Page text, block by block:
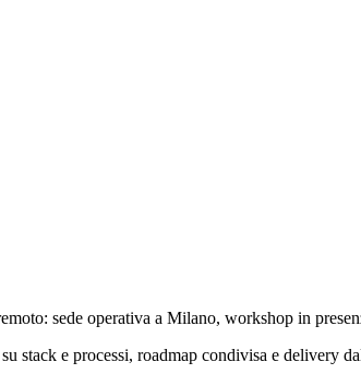
sede operativa a Milano, workshop in
stack e processi, roadmap condivisa e delivery